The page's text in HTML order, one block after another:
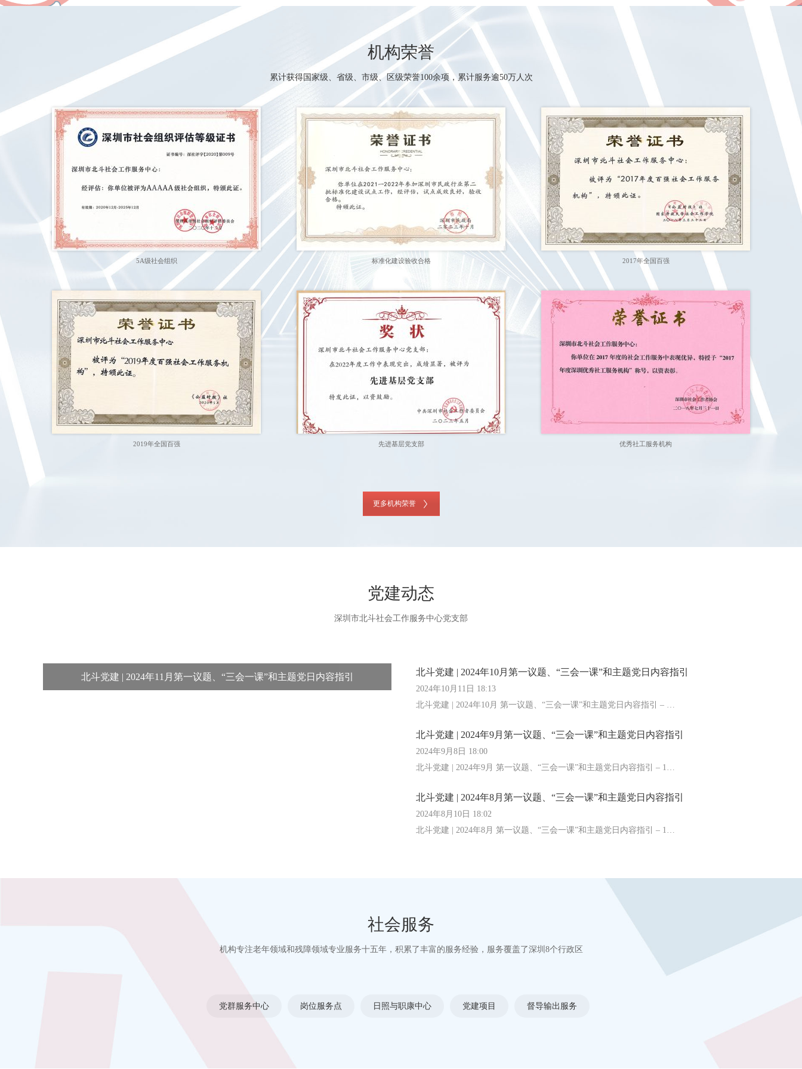
机构荣誉
累计获得国家级、省级、市级、区级荣誉100余项，累计服务逾50万人次
5A级社会组织 标准化建设验收合格 2017年全国百强
2019年全国百强 先进基层党支部 优秀社工服务机构
更多机构荣誉
党建动态
深圳市北斗社会工作服务中心党支部
北斗党建 | 2024年11月第一议题、“三会一课”和主题党日内容指引 北斗党建 | 2024年10月第一议题、“三会一课”和主题党日内容指引
2024年10月11日 18:13
北斗党建 | 2024年10月 第一议题、“三会一课”和主题党日内容指引 – …
北斗党建 | 2024年9月第一议题、“三会一课”和主题党日内容指引
2024年9月8日 18:00
北斗党建 | 2024年9月 第一议题、“三会一课”和主题党日内容指引 – 1…
北斗党建 | 2024年8月第一议题、“三会一课”和主题党日内容指引
2024年8月10日 18:02
北斗党建 | 2024年8月 第一议题、“三会一课”和主题党日内容指引 – 1…
社会服务
机构专注老年领域和残障领域专业服务十五年，积累了丰富的服务经验，服务覆盖了深圳8个行政区
党群服务中心 岗位服务点 日照与职康中心 党建项目 督导输出服务